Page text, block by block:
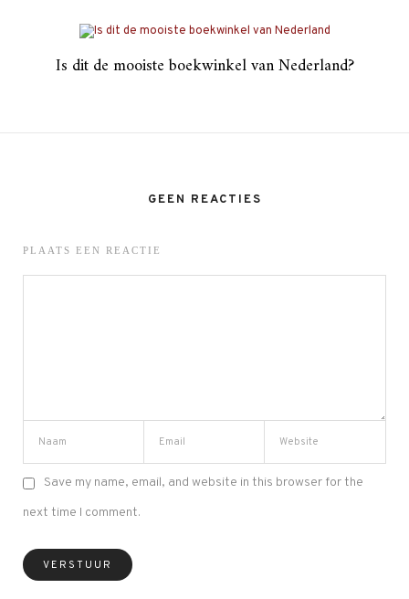
Is dit de mooiste boekwinkel van Nederland?
GEEN REACTIES
PLAATS EEN REACTIE
Save my name, email, and website in this browser for the
next time I comment.